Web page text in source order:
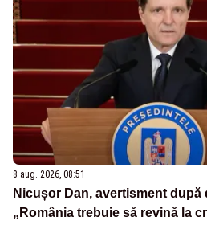
8 aug. 2026, 08:51
Nicușor Dan, avertisment după
„România trebuie să revină la